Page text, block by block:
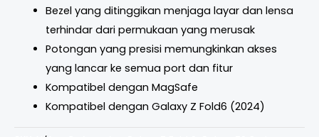
Bezel yang ditinggikan menjaga layar dan lensa
terhindar dari permukaan yang merusak
Potongan yang presisi memungkinkan akses
yang lancar ke semua port dan fitur
Kompatibel dengan MagSafe
Kompatibel dengan Galaxy Z Fold6 (2024)